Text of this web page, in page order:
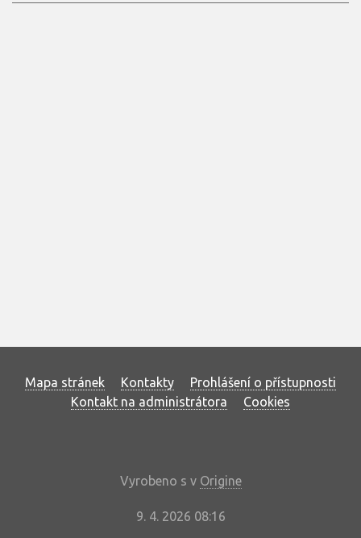
Mapa stránek Kontakty
Prohlášení o přístupnosti
Kontakt na administrátora
Cookies
Vyrobeno s v Origine
9. 4. 2026 08:16